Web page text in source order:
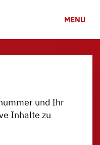
MENU
und Ihr
Inhalte zu